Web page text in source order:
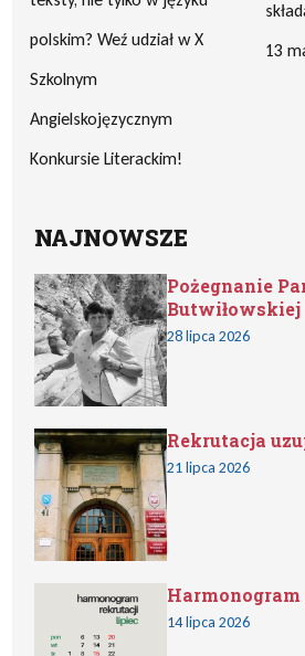
polskim? Weź udział w X
Szkolnym
Angielskojęzycznym
Konkursie Literackim!
13
NAJNOWSZE
Pożegnanie
Butwiłowskiej
28 lipca 2026
Rekrutacja
21 lipca 2026
14 lipca 2026